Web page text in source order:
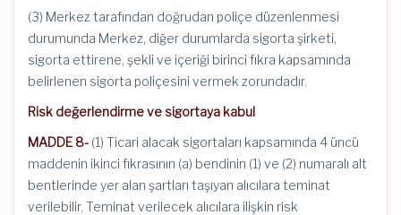
(3) Merkez tarafından doğrudan poliçe düzenlenmesi
durumunda Merkez, diğer durumlarda sigorta şirketi,
sigorta ettirene, şekli ve içeriği birinci fıkra kapsamında
belirlenen sigorta poliçesini vermek zorundadır.
Risk değerlendirme ve sigortaya kabul
MADDE 8- (1) Ticari alacak sigortaları kapsamında 4 üncü
maddenin ikinci fıkrasının (a) bendinin (1) ve (2) numaralı alt
bentlerinde yer alan şartları taşıyan alıcılara teminat
verilebilir. Teminat verilecek alıcılara ilişkin risk